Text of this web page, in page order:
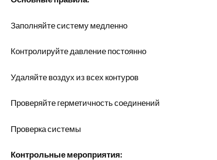
Заполняйте систему медленно
Контролируйте давление постоянно
Удаляйте воздух из всех контуров
Проверяйте герметичность соединений
Проверка системы
Контрольные мероприятия: